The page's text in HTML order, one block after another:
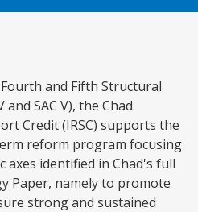
and Fifth Structural
SAC V), the Chad
Credit (IRSC) supports the
reform program focusing
identified in Chad's full
Paper, namely to promote
strong and sustained